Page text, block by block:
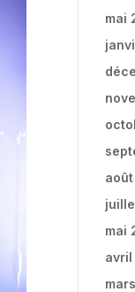
mai
mai
avril